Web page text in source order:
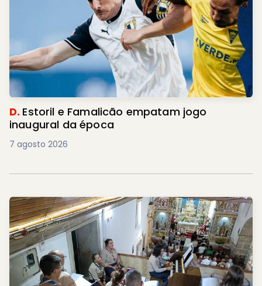
D. Estoril e Famalicão empatam jogo
inaugural da época
7 agosto 2026